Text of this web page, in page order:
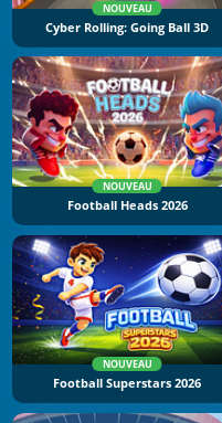
NOUVEAU
Cyber Rolling: Going Ball 3D
NOUVEAU
Football Heads 2026
NOUVEAU
Football Superstars 2026